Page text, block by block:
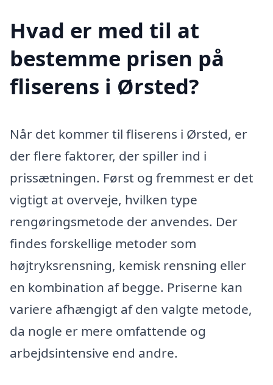
Hvad er med til at
bestemme prisen på
fliserens i Ørsted?
Når det kommer til fliserens i Ørsted, er
der flere faktorer, der spiller ind i
prissætningen. Først og fremmest er det
vigtigt at overveje, hvilken type
rengøringsmetode der anvendes. Der
findes forskellige metoder som
højtryksrensning, kemisk rensning eller
en kombination af begge. Priserne kan
variere afhængigt af den valgte metode,
da nogle er mere omfattende og
arbejdsintensive end andre.